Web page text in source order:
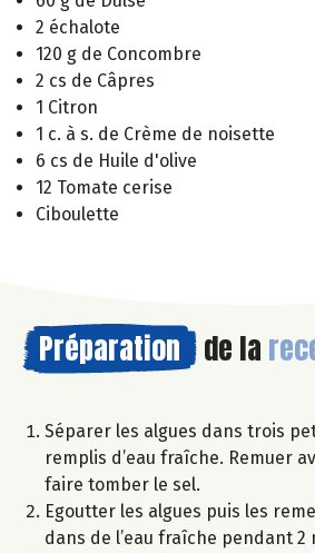
2 échalote
120 g de Concombre
2 cs de Câpres
1 Citron
1 c. à s. de Crème de noisette
6 cs de Huile d'olive
12 Tomate cerise
Ciboulette
Préparation de la
Séparer les algues dans trois
remplis d’eau fraîche. Remuer
faire tomber le sel.
Egoutter les algues puis les
dans de l’eau fraîche pendant 2